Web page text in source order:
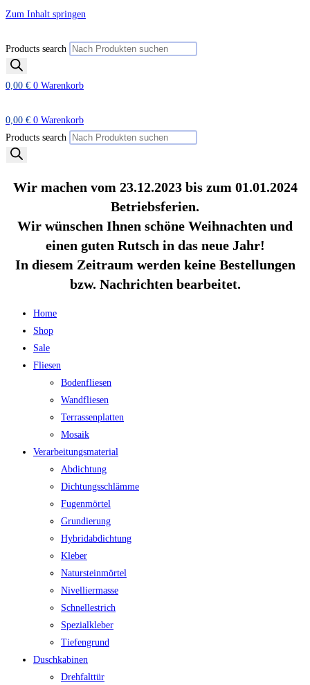
Zum Inhalt springen
Products search
0,00 € 0 Warenkorb
0,00 € 0 Warenkorb
Products search
Wir machen vom 23.12.2023 bis zum 01.01.2024
Betriebsferien.
Wir wünschen Ihnen schöne Weihnachten und
einen guten Rutsch in das neue Jahr!
In diesem Zeitraum werden keine Bestellungen
bzw. Nachrichten bearbeitet.
Home
Shop
Sale
Fliesen
Bodenfliesen
Wandfliesen
Terrassenplatten
Mosaik
Verarbeitungsmaterial
Abdichtung
Dichtungsschlämme
Fugenmörtel
Grundierung
Hybridabdichtung
Kleber
Natursteinmörtel
Nivelliermasse
Schnellestrich
Spezialkleber
Tiefengrund
Duschkabinen
Drehfalttür